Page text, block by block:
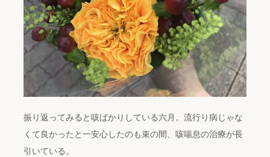
アパートメントについて
寄付について
振り返ってみると咳ばかりしている六月。流行り病じゃな
くて良かったと一安心したのも束の間、咳喘息の治療が長
引いている。